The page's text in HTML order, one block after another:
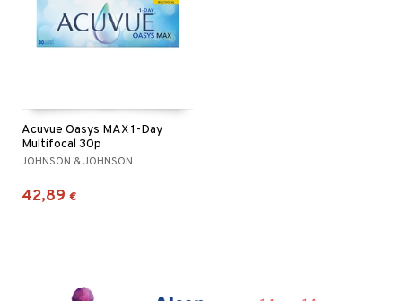
Acuvue Oasys MAX 1-Day
Multifocal 30p
JOHNSON & JOHNSON
42,89 €